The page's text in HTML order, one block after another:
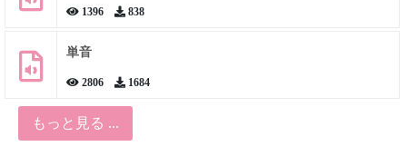
1396 838
単音
2806 1684
もっと見る ...